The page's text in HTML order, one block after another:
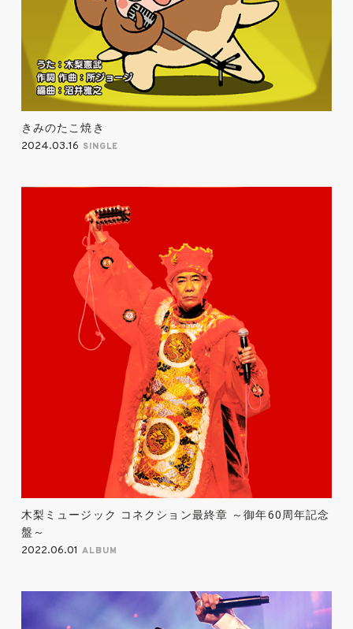
きみのたこ焼き
2024.03.16 SINGLE
木梨ミュージック コネクション最終章 ～御年60周年記念
盤～
2022.06.01 ALBUM